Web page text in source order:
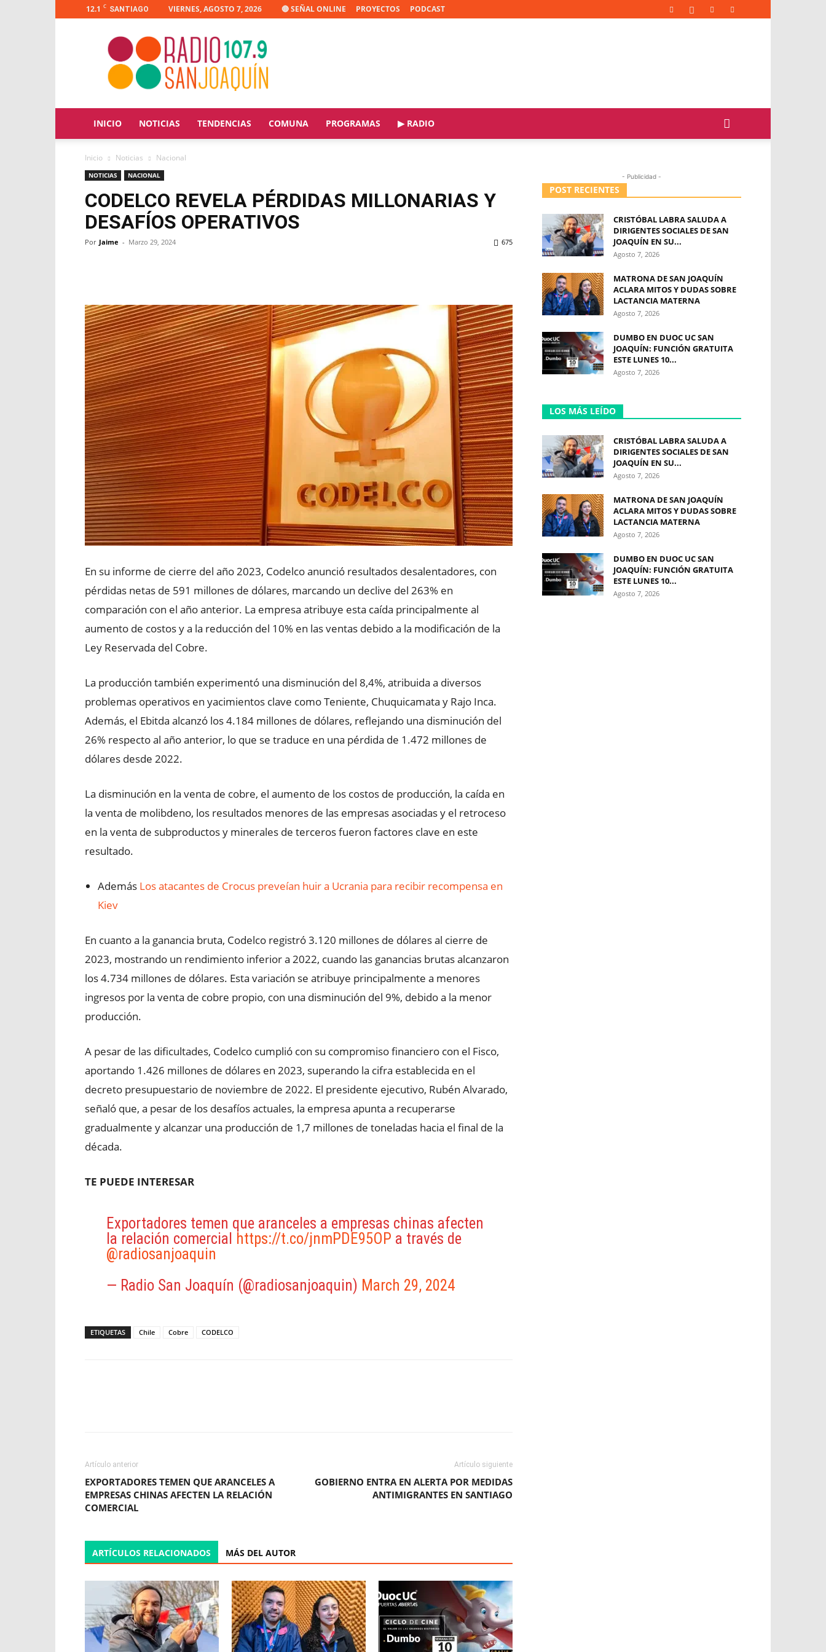
12.1 C SANTIAGO VIERNES, AGOSTO 7, 2026 🔴 SEÑAL ONLINE PROYECTOS PODCAST
Radio
Joaquín
INICIO NOTICIAS TENDENCIAS COMUNA PROGRAMAS ▶ RADIO
Inicio Noticias Nacional
NOTICIAS NACIONAL
CODELCO REVELA PÉRDIDAS MILLONARIAS Y
DESAFÍOS OPERATIVOS
Por Jaime - Marzo 29, 2024 675
En su informe de cierre del año 2023, Codelco anunció resultados desalentadores, con
pérdidas netas de 591 millones de dólares, marcando un declive del 263% en
comparación con el año anterior. La empresa atribuye esta caída principalmente al
aumento de costos y a la reducción del 10% en las ventas debido a la modificación de la
Ley Reservada del Cobre.
La producción también experimentó una disminución del 8,4%, atribuida a diversos
problemas operativos en yacimientos clave como Teniente, Chuquicamata y Rajo Inca.
Además, el Ebitda alcanzó los 4.184 millones de dólares, reflejando una disminución del
26% respecto al año anterior, lo que se traduce en una pérdida de 1.472 millones de
dólares desde 2022.
La disminución en la venta de cobre, el aumento de los costos de producción, la caída en
la venta de molibdeno, los resultados menores de las empresas asociadas y el retroceso
en la venta de subproductos y minerales de terceros fueron factores clave en este
resultado.
Además Los atacantes de Crocus preveían huir a Ucrania para recibir recompensa en
Kiev
En cuanto a la ganancia bruta, Codelco registró 3.120 millones de dólares al cierre de
2023, mostrando un rendimiento inferior a 2022, cuando las ganancias brutas alcanzaron
los 4.734 millones de dólares. Esta variación se atribuye principalmente a menores
ingresos por la venta de cobre propio, con una disminución del 9%, debido a la menor
producción.
A pesar de las dificultades, Codelco cumplió con su compromiso financiero con el Fisco,
aportando 1.426 millones de dólares en 2023, superando la cifra establecida en el
decreto presupuestario de noviembre de 2022. El presidente ejecutivo, Rubén Alvarado,
señaló que, a pesar de los desafíos actuales, la empresa apunta a recuperarse
gradualmente y alcanzar una producción de 1,7 millones de toneladas hacia el final de la
década.
TE PUEDE INTERESAR
Exportadores temen que aranceles a empresas chinas afecten
la relación comercial https://t.co/jnmPDE95OP a través de
@radiosanjoaquin
— Radio San Joaquín (@radiosanjoaquin) March 29, 2024
ETIQUETAS Chile Cobre CODELCO
Artículo anterior
EXPORTADORES TEMEN QUE ARANCELES A
EMPRESAS CHINAS AFECTEN LA RELACIÓN
COMERCIAL
Artículo siguiente
GOBIERNO ENTRA EN ALERTA POR MEDIDAS
ANTIMIGRANTES EN SANTIAGO
ARTÍCULOS RELACIONADOS MÁS DEL AUTOR
- Publicidad -
POST RECIENTES
CRISTÓBAL LABRA SALUDA A
DIRIGENTES SOCIALES DE SAN
JOAQUÍN EN SU...
Agosto 7, 2026
MATRONA DE SAN JOAQUÍN
ACLARA MITOS Y DUDAS SOBRE
LACTANCIA MATERNA
Agosto 7, 2026
DUMBO EN DUOC UC SAN
JOAQUÍN: FUNCIÓN GRATUITA
ESTE LUNES 10...
Agosto 7, 2026
LOS MÁS LEÍDO
CRISTÓBAL LABRA SALUDA A
DIRIGENTES SOCIALES DE SAN
JOAQUÍN EN SU...
Agosto 7, 2026
MATRONA DE SAN JOAQUÍN
ACLARA MITOS Y DUDAS SOBRE
LACTANCIA MATERNA
Agosto 7, 2026
DUMBO EN DUOC UC SAN
JOAQUÍN: FUNCIÓN GRATUITA
ESTE LUNES 10...
Agosto 7, 2026